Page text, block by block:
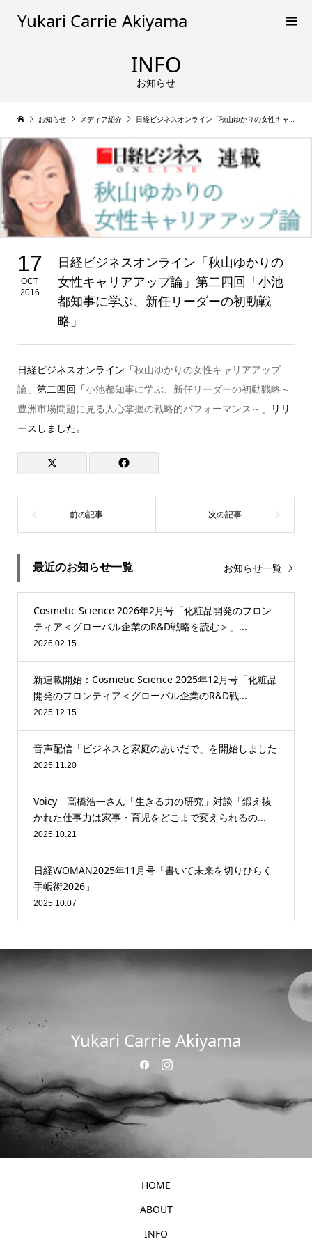
Yukari Carrie Akiyama
INFO
お知らせ
お知らせ メディア紹介 日経ビジネスオンライン「秋山ゆかりの女性キャリアアップ論」第二四回「小池都知事に学ぶ、新任リーダーの初動戦略」
17
OCT
2016
日経ビジネスオンライン「秋山ゆかりの
女性キャリアアップ論」第二四回「小池
都知事に学ぶ、新任リーダーの初動戦
略」
日経ビジネスオンライン「秋山ゆかりの女性キャリアアップ
論」第二四回「小池都知事に学ぶ、新任リーダーの初動戦略～
豊洲市場問題に見る人心掌握の戦略的パフォーマンス～ 」リリ
ースしました。
最近のお知らせ一覧 お知らせ一覧
Cosmetic Science 2026年2月号「化粧品開発のフロン
ティア＜グローバル企業のR&D戦略を読む＞」...
2026.02.15
新連載開始：Cosmetic Science 2025年12月号「化粧品
開発のフロンティア＜グローバル企業のR&D戦...
2025.12.15
音声配信「ビジネスと家庭のあいだで」を開始しました
2025.11.20
Voicy 高橋浩一さん「生きる力の研究」対談「鍛え抜
かれた仕事力は家事・育児をどこまで変えられるの...
2025.10.21
日経WOMAN2025年11月号「書いて未来を切りひらく
手帳術2026」
2025.10.07
Yukari Carrie Akiyama
HOME
ABOUT
INFO